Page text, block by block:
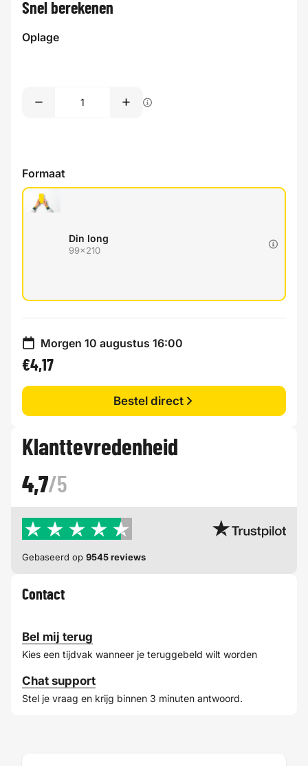
Snel berekenen
Oplage
Formaat
Din long
99x210
Morgen 10 augustus 16:00
€4,17
Bestel direct
Klanttevredenheid
4,7/5
Gebaseerd op 9545 reviews
Contact
Bel mij terug
Kies een tijdvak wanneer je teruggebeld wilt worden
Chat support
Stel je vraag en krijg binnen 3 minuten antwoord.